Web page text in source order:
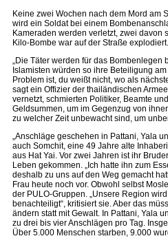
Keine zwei Wochen nach dem Mord am
wird ein Soldat bei einem
Kameraden werden verletzt, zwei davon
Kilo-Bombe war auf der Straße explodiert.
„Die Täter werden für das Bombenlegen
Islamisten würden so ihre Beteiligung
Problem ist, du weißt nicht, wo als
sagt ein Offizier der thailändischen
vernetzt, schmierten Politiker, Beamte
Geldsummen, um im Gegenzug von
zu welcher Zeit unbewacht sind, um
„Anschläge geschehen in Pattani, Yala
auch Somchit, eine 49 Jahre alte
aus Hat Yai. Vor zwei Jahren ist ihr
Leben gekommen. „Ich hatte ihn zum
deshalb zu uns auf den Weg gemacht
Frau heute noch vor. Obwohl selbst
der PULO-Gruppen. „Unsere Region
benachteiligt“, kritisiert sie. Aber das
ändern statt mit Gewalt. In Pattani, Yala
zu drei bis vier Anschlägen pro Tag.
Über 5.000 Menschen starben, 9.000